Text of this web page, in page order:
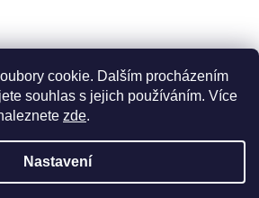
cookie. Dalším procházením
souhlas s jejich používáním. Více
zde.
Nastavení
Facebook
Vytvořil Shoptet